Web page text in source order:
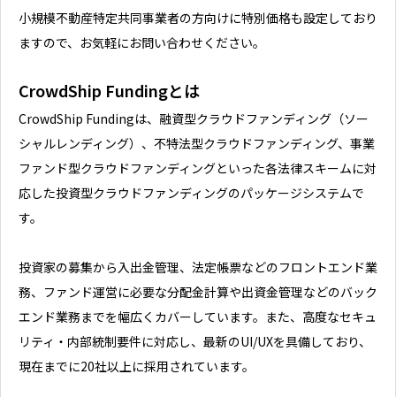
小規模不動産特定共同事業者の方向けに特別価格も設定しており
ますので、お気軽にお問い合わせください。
CrowdShip Fundingとは
CrowdShip Fundingは、融資型クラウドファンディング（ソー
シャルレンディング）、不特法型クラウドファンディング、事業
ファンド型クラウドファンディングといった各法律スキームに対
応した投資型クラウドファンディングのパッケージシステムで
す。
投資家の募集から入出金管理、法定帳票などのフロントエンド業
務、ファンド運営に必要な分配金計算や出資金管理などのバック
エンド業務までを幅広くカバーしています。また、高度なセキュ
リティ・内部統制要件に対応し、最新のUI/UXを具備しており、
現在までに20社以上に採用されています。